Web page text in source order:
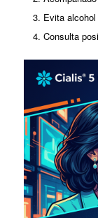
Evita
Consulta